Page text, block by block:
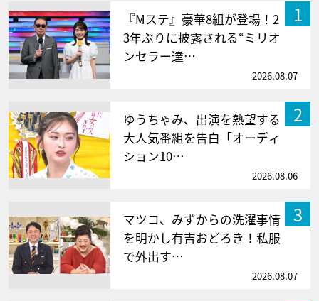
1
『Mステ』豪華8組が登場！2
3年ぶりに披露される“ミリオ
ンセラー達…
2026.08.07
2
ゆうちゃみ、出演を熱望する
大人気番組を告白「オーディ
ション10…
2026.08.06
3
マツコ、みずからの洗濯事情
を明かし有吉おどろき！私服
で外出す…
2026.08.07